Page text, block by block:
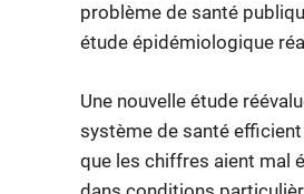
problème de santé
étude épidémiologique
Une nouvelle étude
système de santé
que les chiffres aient mal